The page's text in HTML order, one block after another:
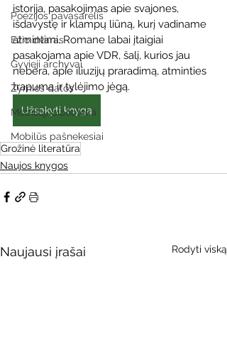
Poezijos pavasarėlis
Ežio dvaras
Gyvieji archyvai
Žymios datos
Mobilioji biblioteka
Mobilūs pašnekesiai
istorija, pasakojimas apie svajones,
išdavystę ir klampų liūną, kurį vadiname
atmintimi. Romane labai įtaigiai
pasakojama apie VDR, šalį, kurios jau
nebėra, apie iliuzijų praradimą, atminties
trapumą ir tylėjimo jėgą.
Užsakyti knygą
Grožinė literatūra
Naujos knygos
Naujausi įrašai Rodyti viską